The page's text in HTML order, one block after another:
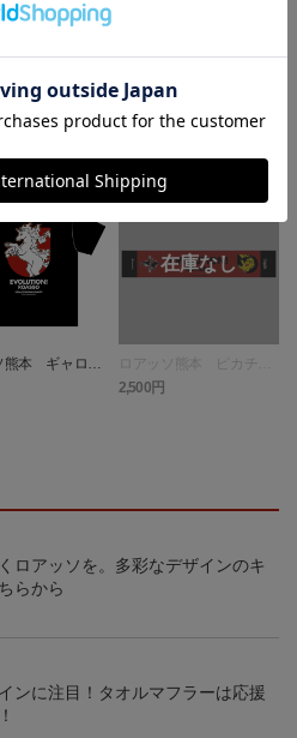
熊本 ギャロッ
BLACK
ロアッソ熊本 ピカチュ
ウ タオルマフラー
2,500円
ロアッソを。多彩なデザインのキ
らから
ンに注目！タオルマフラーは応援